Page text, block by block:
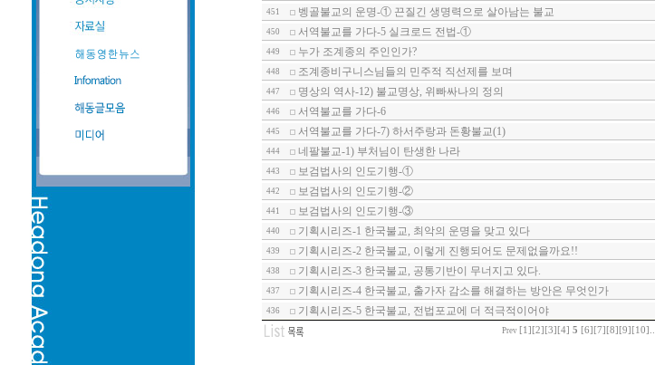
451 벵골불교의 운명-① 끈질긴 생명력으로 살아남는 불교
450 서역불교를 가다-5 실크로드 전법-①
449 누가 조계종의 주인인가?
448 조계종비구니스님들의 민주적 직선제를 보며
447 명상의 역사-12) 불교명상, 위빠싸나의 정의
446 서역불교를 가다-6
445 서역불교를 가다-7) 하서주랑과 돈황불교(1)
444 네팔불교-1) 부처님이 탄생한 나라
443 보검법사의 인도기행-①
442 보검법사의 인도기행-②
441 보검법사의 인도기행-③
440 기획시리즈-1 한국불교, 최악의 운명을 맞고 있다
439 기획시리즈-2 한국불교, 이렇게 진행되어도 문제없을까요!!
438 기획시리즈-3 한국불교, 공통기반이 무너지고 있다.
437 기획시리즈-4 한국불교, 출가자 감소를 해결하는 방안은 무엇인가
436 기획시리즈-5 한국불교, 전법포교에 더 적극적이어야
Prev [1] [2] [3] [4] 5 [6] [7] [8] [9] [10]